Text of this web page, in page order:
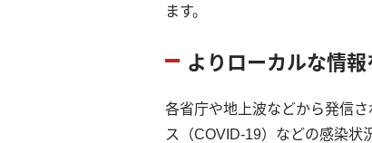
ます。
よりローカルな情
各省庁や地上波などから発信
ス（COVID-19）などの感染状